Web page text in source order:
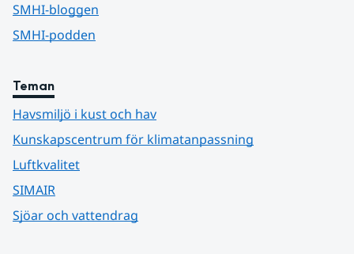
SMHI-bloggen
SMHI-podden
Teman
Havsmiljö i kust och hav
Kunskapscentrum för klimatanpassning
Luftkvalitet
SIMAIR
Sjöar och vattendrag